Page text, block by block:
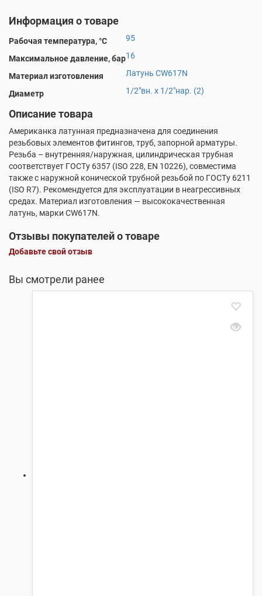
Информация о товаре
Рабочая температура, °С 95
Максимальное давление, бар16
Материал изготовления Латунь CW617N
Диаметр 1/2"вн. х 1/2"нар. (2)
Описание товара
Американка латунная предназначена для соединения
резьбовых элементов фитингов, труб, запорной арматуры.
Резьба – внутренняя/наружная, цилиндрическая трубная
соответствует ГОСТу 6357 (ISO 228, EN 10226), совместима
также с наружной конической трубной резьбой по ГОСТу 6211
(ISO R7). Рекомендуется для эксплуатации в неагрессивных
средах. Материал изготовления — высококачественная
латунь, марки CW617N.
Отзывы покупателей о товаре
Добавьте свой отзыв
Вы смотрели ранее